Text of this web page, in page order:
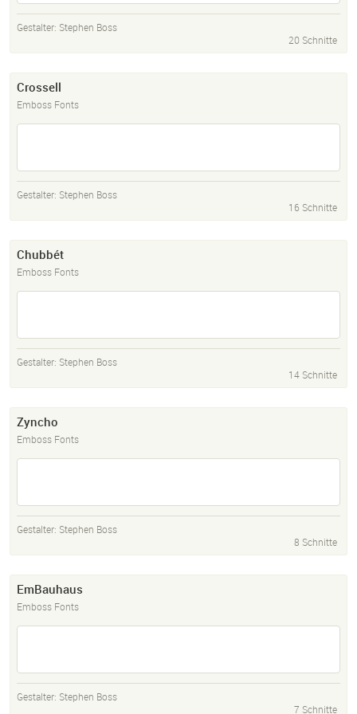
Gestalter: Stephen Boss
20 Schnitte
Crossell
Emboss Fonts
Gestalter: Stephen Boss
16 Schnitte
Chubbét
Emboss Fonts
Gestalter: Stephen Boss
14 Schnitte
Zyncho
Emboss Fonts
Gestalter: Stephen Boss
8 Schnitte
EmBauhaus
Emboss Fonts
Gestalter: Stephen Boss
7 Schnitte